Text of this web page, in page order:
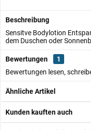
Beschreibung
Sensitve Bodylotion
dem Duschen oder
Bewertungen
1
Bewertungen lesen,
Ähnliche Artikel
Kunden kauften auch